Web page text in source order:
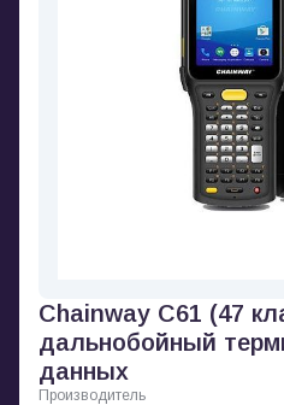
Chainway C61 (47
дальнобойный
данных
Производитель